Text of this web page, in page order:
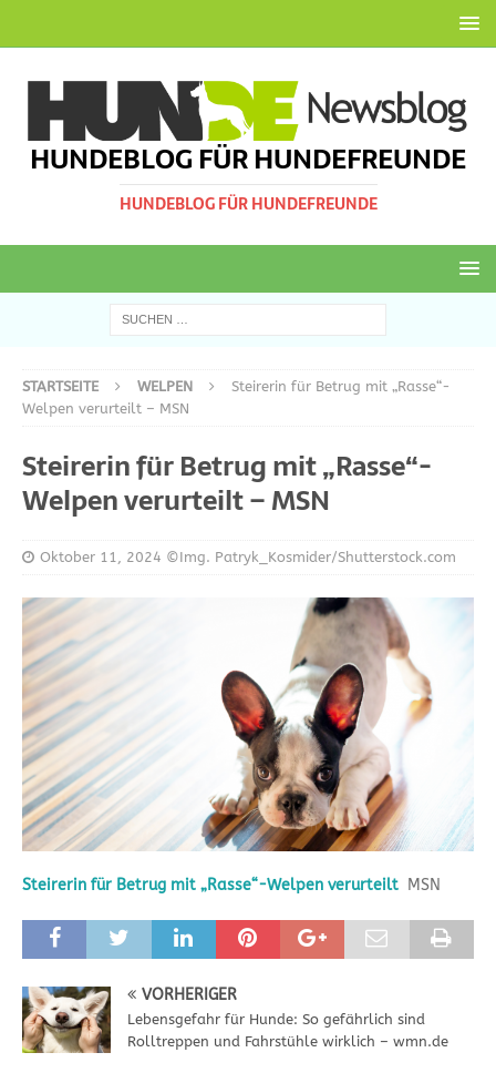
HUNDEBLOG FÜR HUNDEFREUNDE
HUNDEBLOG FÜR HUNDEFREUNDE
STARTSEITE WELPEN
Steirerin für Betrug mit „Rasse“-
Welpen verurteilt – MSN
Steirerin für Betrug mit „Rasse“-
Welpen verurteilt – MSN
Oktober 11, 2024 ©Img. Patryk_Kosmider/Shutterstock.com
Steirerin für Betrug mit „Rasse“-Welpen verurteilt MSN
VORHERIGER
Lebensgefahr für Hunde: So gefährlich sind
Rolltreppen und Fahrstühle wirklich – wmn.de